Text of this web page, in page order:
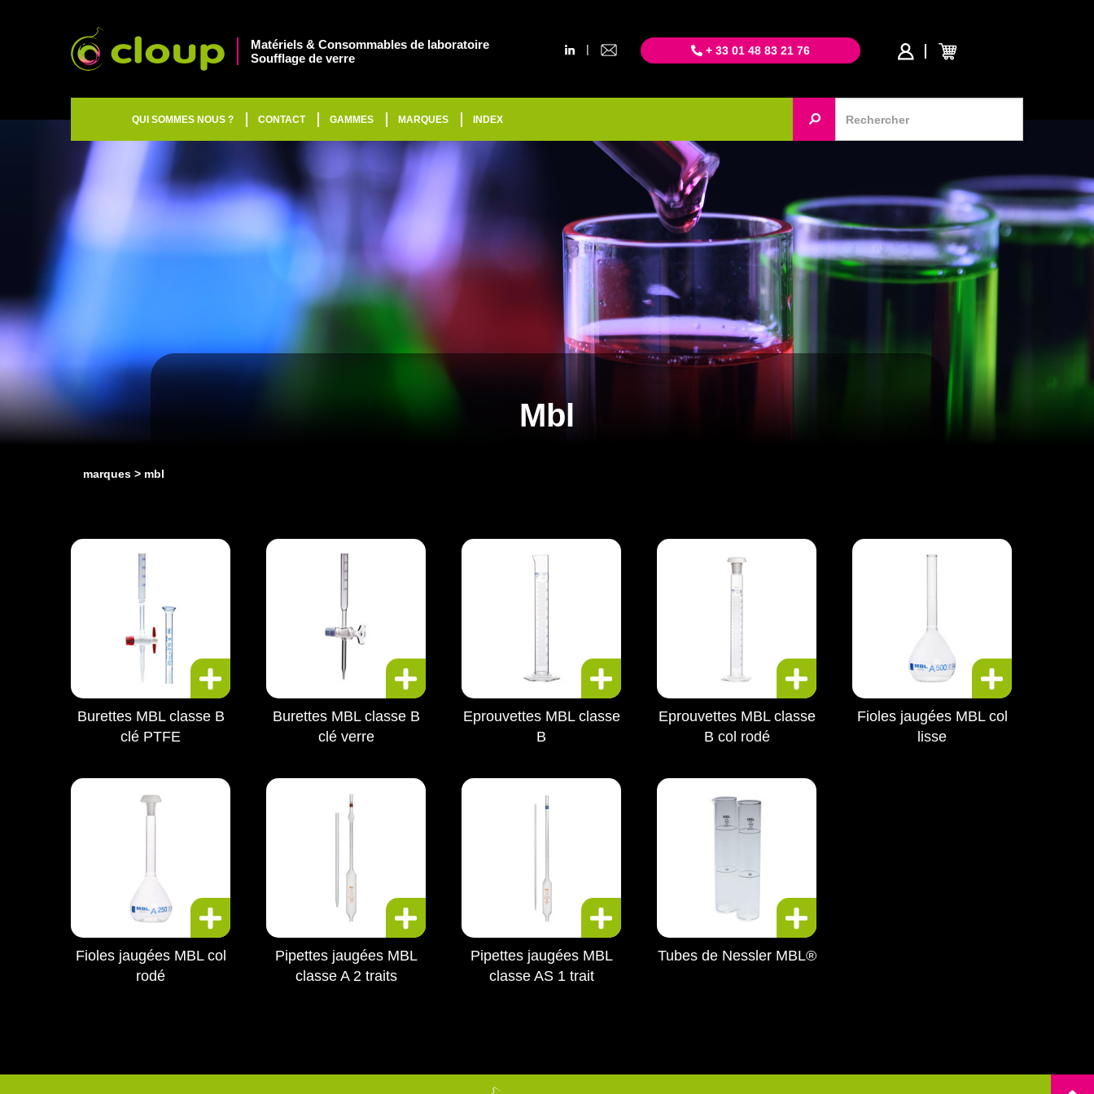
Matériels & Consommables de laboratoire
Soufflage de verre
| + 33 01 48 83 21 76
QUI SOMMES NOUS ? CONTACT GAMMES MARQUES INDEX
Mbl
marques mbl
Burettes MBL classe B
clé PTFE
Burettes MBL classe B
clé verre
Eprouvettes MBL classe
B
Eprouvettes MBL classe
B col rodé
Fioles jaugées MBL col
lisse
Fioles jaugées MBL col
rodé
Pipettes jaugées MBL
classe A 2 traits
Pipettes jaugées MBL
classe AS 1 trait
Tubes de Nessler MBL®